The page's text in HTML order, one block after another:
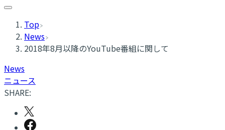
Top
News
2018年8月以降のYouTube番組に関して
News
ニュース
SHARE: